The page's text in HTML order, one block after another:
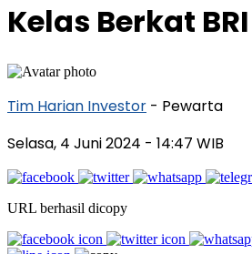
Kelas Berkat BRI
Tim Harian Investor - Pewarta
Selasa, 4 Juni 2024 - 14:47 WIB
URL berhasil dicopy